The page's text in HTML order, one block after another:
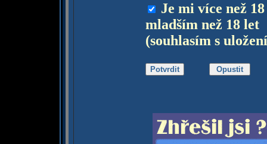
Je mi více než
mladším než 18 let
(souhlasím s